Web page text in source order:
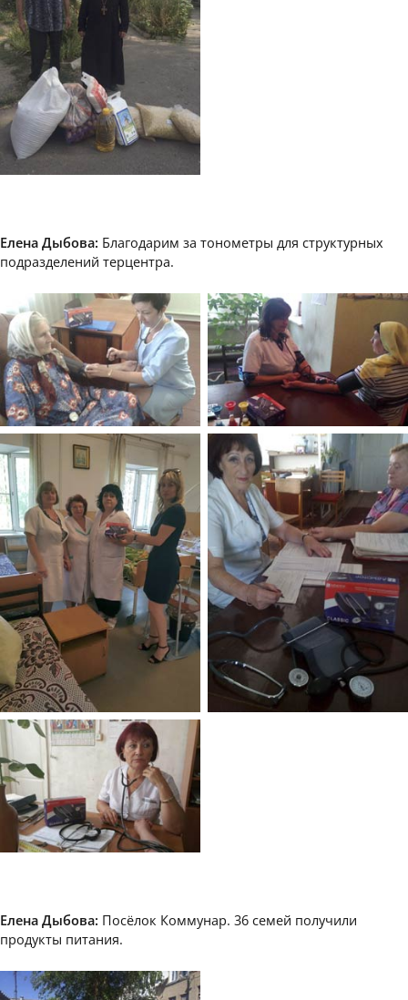
Елена Дыбова: Благодарим за тонометры для структурных
подразделений терцентра.
Елена Дыбова: Посёлок Коммунар. 36 семей получили
продукты питания.